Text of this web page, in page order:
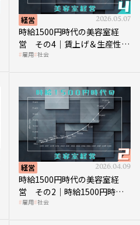
経営 2026.05.07
時給1500円時代の美容室経
営 その4｜賃上げ＆生産性向
上につなげる賢い助成金活用
雇用 社会
経営 2026.04.09
時給1500円時代の美容室経
営 その2｜時給1500円時代
に支払う給与はいくらなのか
雇用 社会